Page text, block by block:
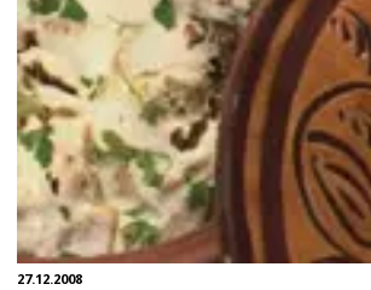
27.12.2008